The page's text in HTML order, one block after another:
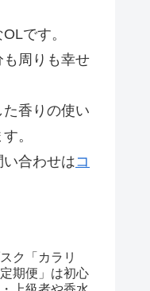
です。
周りも幸せ
た香りの使い
。
合わせはコ
ク「カラリ
期便」は初心